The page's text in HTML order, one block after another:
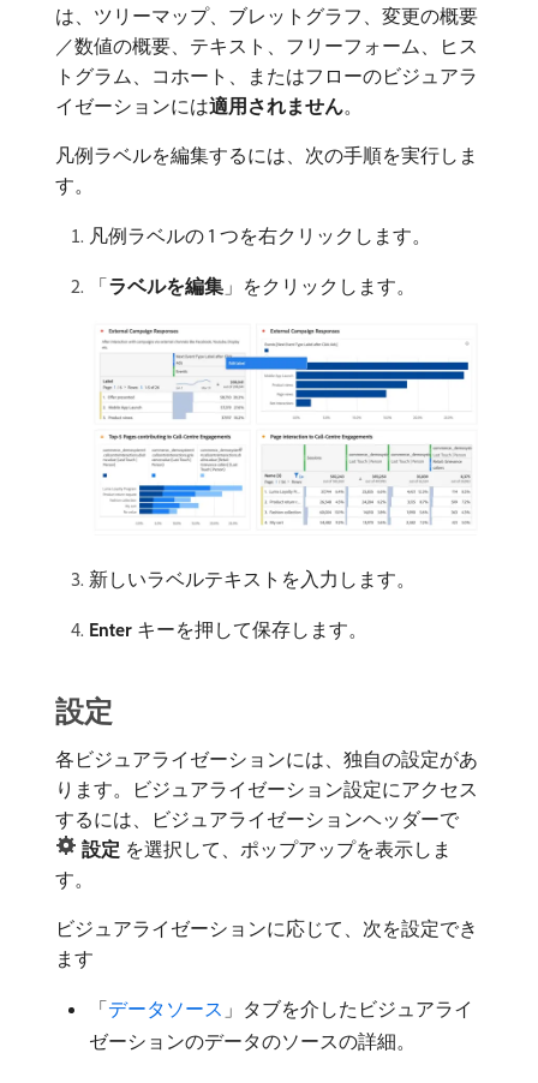
は、ツリーマップ、ブレットグラフ、変更の概要
／数値の概要、テキスト、フリーフォーム、ヒス
トグラム、コホート、またはフローのビジュアラ
イゼーションには​適用されません。
凡例ラベルを編集するには、次の手順を実行しま
す。
凡例ラベルの 1 つを右クリックします。
「ラベルを編集 」をクリックします。
新しいラベルテキストを入力します。
Enter キーを押して保存します。
設定
各ビジュアライゼーションには、独自の設定があ
ります。ビジュアライゼーション設定にアクセス
するには、ビジュアライゼーションヘッダーで
設定 を選択して、ポップアップを表示しま
す。
ビジュアライゼーションに応じて、次を設定でき
ます
「データソース 」タブを介したビジュアライ
ゼーションのデータのソースの詳細。